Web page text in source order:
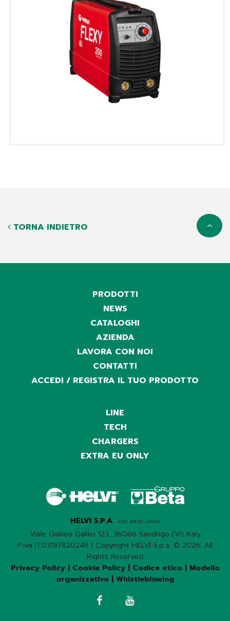
TORNA INDIETRO
PRODOTTI
NEWS
CATALOGHI
AZIENDA
LAVORA CON NOI
CONTATTI
ACCEDI / REGISTRA IL TUO PRODOTTO
LINE
TECH
CHARGERS
EXTRA EU ONLY
HELVI S.P.A. con socio unico
Viale Galileo Galilei 123, 36066 Sandrigo (VI) Italy
P.iva IT03197820248 | Copyright HELVI S.p.a. © 2026. All
Rights Reserved
Privacy Policy| Cookie Policy| Codice etico| Modello
organizzativo
Whistleblowing